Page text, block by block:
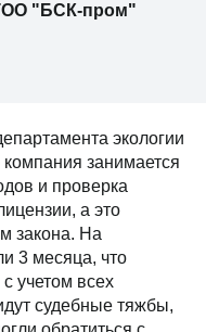
"БСК-пром"
экологии
занимается
и проверка
а это
закона. На
3 месяца, что
учетом всех
судебные тяжбы,